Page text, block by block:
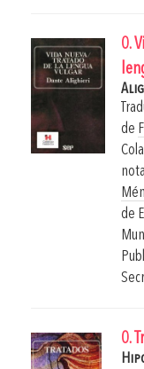
0.
de
de
0.